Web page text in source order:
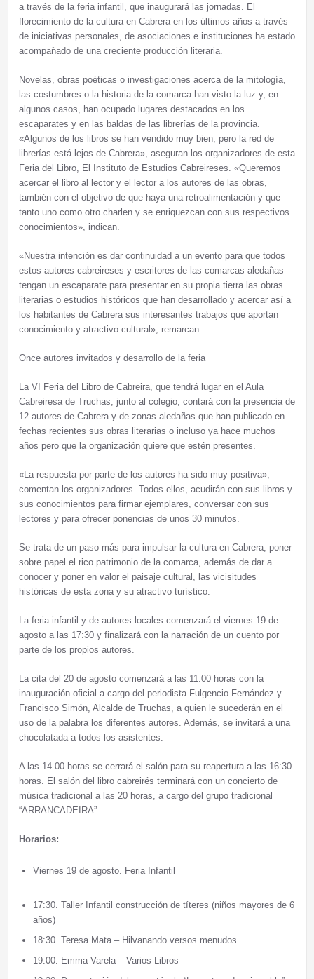
a través de la feria infantil, que inaugurará las jornadas. El
florecimiento de la cultura en Cabrera en los últimos años a través
de iniciativas personales, de asociaciones e instituciones ha estado
acompañado de una creciente producción literaria.
Novelas, obras poéticas o investigaciones acerca de la mitología,
las costumbres o la historia de la comarca han visto la luz y, en
algunos casos, han ocupado lugares destacados en los
escaparates y en las baldas de las librerías de la provincia.
«Algunos de los libros se han vendido muy bien, pero la red de
librerías está lejos de Cabrera», aseguran los organizadores de esta
Feria del Libro, El Instituto de Estudios Cabreireses. «Queremos
acercar el libro al lector y el lector a los autores de las obras,
también con el objetivo de que haya una retroalimentación y que
tanto uno como otro charlen y se enriquezcan con sus respectivos
conocimientos», indican.
«Nuestra intención es dar continuidad a un evento para que todos
estos autores cabreireses y escritores de las comarcas aledañas
tengan un escaparate para presentar en su propia tierra las obras
literarias o estudios históricos que han desarrollado y acercar así a
los habitantes de Cabrera sus interesantes trabajos que aportan
conocimiento y atractivo cultural», remarcan.
Once autores invitados y desarrollo de la feria
La VI Feria del Libro de Cabreira, que tendrá lugar en el Aula
Cabreiresa de Truchas, junto al colegio, contará con la presencia de
12 autores de Cabrera y de zonas aledañas que han publicado en
fechas recientes sus obras literarias o incluso ya hace muchos
años pero que la organización quiere que estén presentes.
«La respuesta por parte de los autores ha sido muy positiva»,
comentan los organizadores. Todos ellos, acudirán con sus libros y
sus conocimientos para firmar ejemplares, conversar con sus
lectores y para ofrecer ponencias de unos 30 minutos.
Se trata de un paso más para impulsar la cultura en Cabrera, poner
sobre papel el rico patrimonio de la comarca, además de dar a
conocer y poner en valor el paisaje cultural, las vicisitudes
históricas de esta zona y su atractivo turístico.
La feria infantil y de autores locales comenzará el viernes 19 de
agosto a las 17:30 y finalizará con la narración de un cuento por
parte de los propios autores.
La cita del 20 de agosto comenzará a las 11.00 horas con la
inauguración oficial a cargo del periodista Fulgencio Fernández y
Francisco Simón, Alcalde de Truchas, a quien le sucederán en el
uso de la palabra los diferentes autores. Además, se invitará a una
chocolatada a todos los asistentes.
A las 14.00 horas se cerrará el salón para su reapertura a las 16:30
horas. El salón del libro cabreirés terminará con un concierto de
música tradicional a las 20 horas, a cargo del grupo tradicional
“ARRANCADEIRA”.
Horarios:
Viernes 19 de agosto. Feria Infantil
17:30. Taller Infantil construcción de títeres (niños mayores de 6
años)
18:30. Teresa Mata – Hilvanando versos menudos
19:00. Emma Varela – Varios Libros